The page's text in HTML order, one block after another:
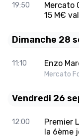
19:50
Mercato
15 M€
Dimanche 28
11:10 Enzo
Mercato
Vendredi 26
12:00
Premier
la 6ème